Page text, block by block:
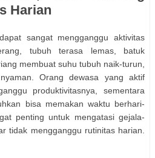
Harian
sangat mengganggu aktivitas
tubuh terasa lemas, batuk
membuat suhu tubuh naik-turun,
Orang dewasa yang aktif
produktivitasnya, sementara
bisa memakan waktu berhari-
penting untuk mengatasi gejala-
tidak mengganggu rutinitas harian.